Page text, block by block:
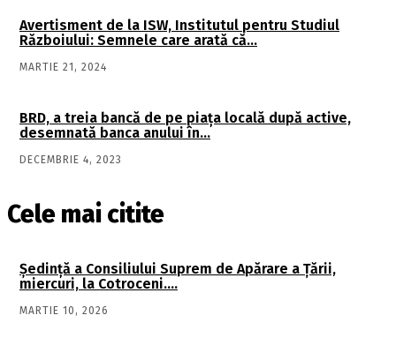
Avertisment de la ISW, Institutul pentru Studiul
Războiului: Semnele care arată că…
MARTIE 21, 2024
BRD, a treia bancă de pe piaţa locală după active,
desemnată banca anului în…
DECEMBRIE 4, 2023
Cele mai citite
Şedinţă a Consiliului Suprem de Apărare a Ţării,
miercuri, la Cotroceni….
MARTIE 10, 2026